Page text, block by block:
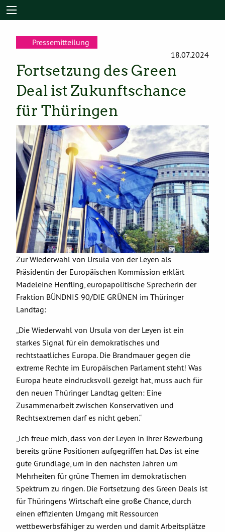
Pressemitteilung
18.07.2024
Fortsetzung des Green
Deal ist Zukunftschance
für Thüringen
Zur Wiederwahl von Ursula von der Leyen als
Präsidentin der Europäischen Kommission erklärt
Madeleine Henfling, europapolitische Sprecherin der
Fraktion BÜNDNIS 90/DIE GRÜNEN im Thüringer
Landtag:
„Die Wiederwahl von Ursula von der Leyen ist ein
starkes Signal für ein demokratisches und
rechtstaatliches Europa. Die Brandmauer gegen die
extreme Rechte im Europäischen Parlament steht! Was
Europa heute eindrucksvoll gezeigt hat, muss auch für
den neuen Thüringer Landtag gelten: Eine
Zusammenarbeit zwischen Konservativen und
Rechtsextremen darf es nicht geben.“
„Ich freue mich, dass von der Leyen in ihrer Bewerbung
bereits grüne Positionen aufgegriffen hat. Das ist eine
gute Grundlage, um in den nächsten Jahren um
Mehrheiten für grüne Themen im demokratischen
Spektrum zu ringen. Die Fortsetzung des Green Deals ist
für Thüringens Wirtschaft eine große Chance, durch
einen effizienten Umgang mit Ressourcen
wettbewerbsfähiger zu werden und damit Arbeitsplätze